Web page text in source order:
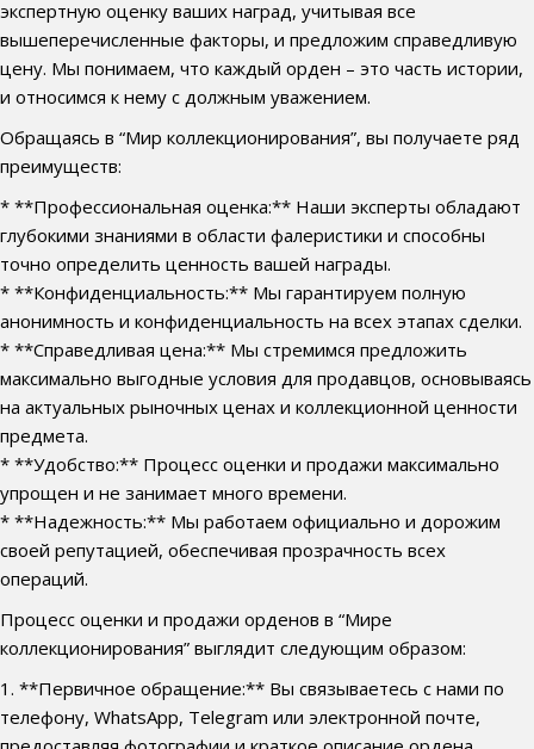
экспертную оценку ваших наград, учитывая все
вышеперечисленные факторы, и предложим справедливую
цену. Мы понимаем, что каждый орден – это часть истории,
и относимся к нему с должным уважением.
Обращаясь в “Мир коллекционирования”, вы получаете ряд
преимуществ:
* **Профессиональная оценка:** Наши эксперты обладают
глубокими знаниями в области фалеристики и способны
точно определить ценность вашей награды.
* **Конфиденциальность:** Мы гарантируем полную
анонимность и конфиденциальность на всех этапах сделки.
* **Справедливая цена:** Мы стремимся предложить
максимально выгодные условия для продавцов, основываясь
на актуальных рыночных ценах и коллекционной ценности
предмета.
* **Удобство:** Процесс оценки и продажи максимально
упрощен и не занимает много времени.
* **Надежность:** Мы работаем официально и дорожим
своей репутацией, обеспечивая прозрачность всех
операций.
Процесс оценки и продажи орденов в “Мире
коллекционирования” выглядит следующим образом:
1. **Первичное обращение:** Вы связываетесь с нами по
телефону, WhatsApp, Telegram или электронной почте,